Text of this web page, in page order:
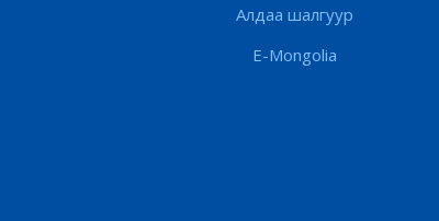
Алдаа шалгуур
E-Mongolia